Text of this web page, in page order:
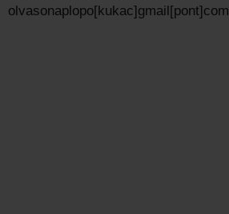
olvasonaplopo[kukac]gmail[pont]com